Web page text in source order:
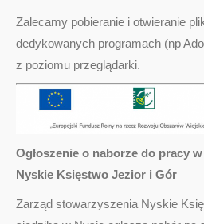
Zalecamy pobieranie i otwieranie
dedykowanych programach (np
z poziomu przeglądarki.
Ogłoszenie o naborze do pracy
Nyskie Księstwo Jezior i Gór
Zarząd stowarzyszenia Nyskie